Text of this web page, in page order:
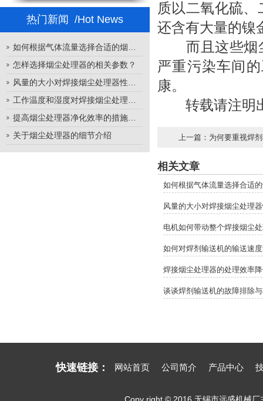
热门新闻 /Hot News
怎样选择烟尘处理器的相关参数？
关于烟尘处理器的细节介绍
质以二氧化硫
还含有大量的镍
而且这些烟尘
严重污染车间
康。
转载请注明
上一篇： 为何要重视焊
相关文章
如何根据气体流量选择合适
风量的大小对焊接烟尘处理
电机如何带动整个焊接烟尘
如何对焊剂输送机的输送速
焊接烟尘处理器的处理效率
谈谈焊剂输送机的故障排除
快速链接： 网站首页 公司简介 产品中心